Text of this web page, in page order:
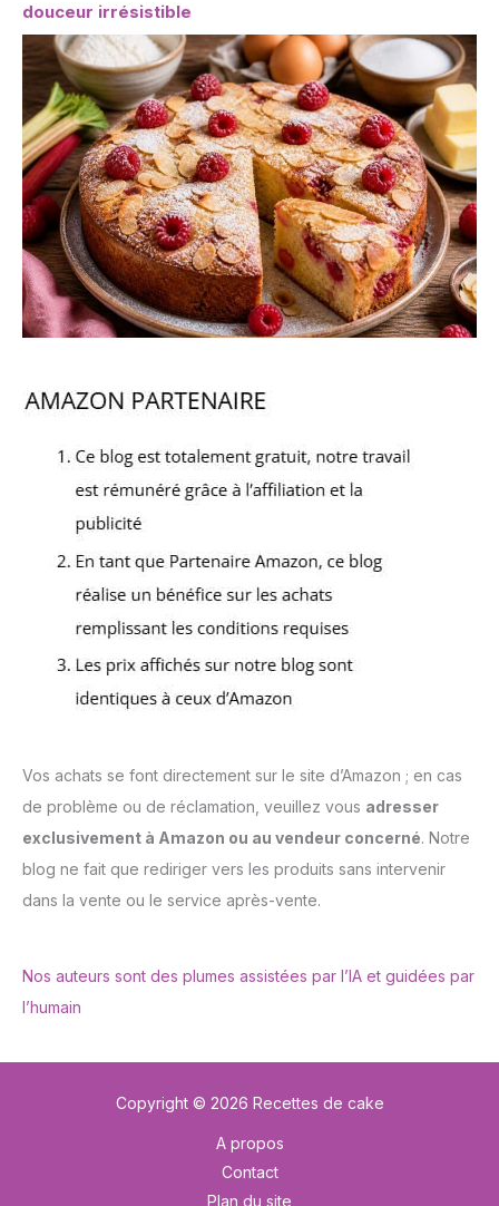
douceur irrésistible
Vos achats se font directement sur le site d’Amazon ; en cas
de problème ou de réclamation, veuillez vous adresser
exclusivement à Amazon ou au vendeur concerné. Notre
blog ne fait que rediriger vers les produits sans intervenir
dans la vente ou le service après-vente.
Nos auteurs sont des plumes assistées par l’IA et guidées par
l’humain
Copyright © 2026 Recettes de cake
A propos
Contact
Plan du site